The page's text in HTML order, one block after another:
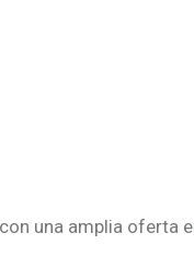
con una amplia oferta